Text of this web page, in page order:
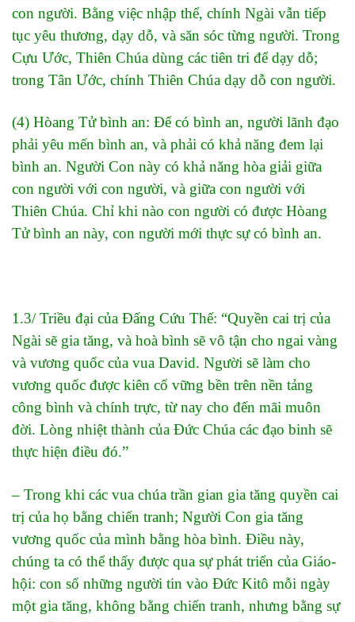
con người. Bằng việc nhập thể, chính Ngài vẫn tiếp
tục yêu thương, dạy dỗ, và săn sóc từng người. Trong
Cựu Ước, Thiên Chúa dùng các tiên tri để dạy dỗ;
trong Tân Ước, chính Thiên Chúa dạy dỗ con người.
(4) Hòang Tử bình an: Để có bình an, người lãnh đạo
phải yêu mến bình an, và phải có khả năng đem lại
bình an. Người Con này có khả năng hòa giải giữa
con người với con người, và giữa con người với
Thiên Chúa. Chỉ khi nào con người có được Hòang
Tử bình an này, con người mới thực sự có bình an.
1.3/ Triều đại của Đấng Cứu Thế: “Quyền cai trị của
Ngài sẽ gia tăng, và hoà bình sẽ vô tận cho ngai vàng
và vương quốc của vua David. Người sẽ làm cho
vương quốc được kiên cố vững bền trên nền tảng
công bình và chính trực, từ nay cho đến mãi muôn
đời. Lòng nhiệt thành của Đức Chúa các đạo binh sẽ
thực hiện điều đó.”
– Trong khi các vua chúa trần gian gia tăng quyền cai
trị của họ bằng chiến tranh; Người Con gia tăng
vương quốc của mình bằng hòa bình. Điều này,
chúng ta có thể thấy được qua sự phát triển của Giáo-
hội: con số những người tin vào Đức Kitô mỗi ngày
một gia tăng, không bằng chiến tranh, nhưng bằng sự